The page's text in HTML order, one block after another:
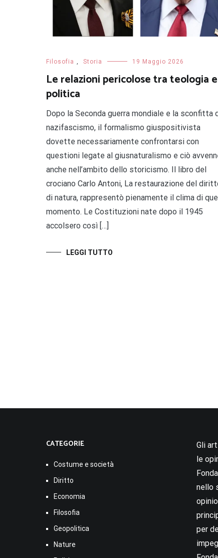
Filosofia , Storia 19 Maggio 2026
Le relazioni pericolose tra teologia e
politica
Dopo la Seconda guerra mondiale e la sconfitta
nazifascismo, il formalismo giuspositivista
dovette necessariamente confrontarsi con
questioni legate al giusnaturalismo e ciò
anche nell’ambito dello storicismo. Il libro del
crociano Carlo Antoni, La restaurazione del
di natura, rappresentò pienamente il clima di
momento. Le Costituzioni nate dopo il 1945
accolsero così […]
LEGGI TUTTO
CATEGORIE
Costume e società
Diritto
Economia
Filosofia
Geopolitica
Nature
Gli
le
nello
per